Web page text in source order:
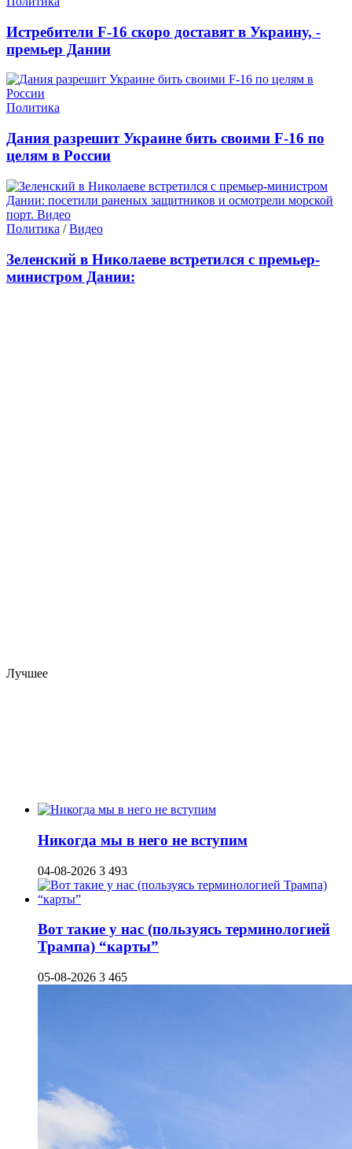
Истребители F-16 скоро доставят в Украину, -
премьер Дании
Политика
Дания разрешит Украине бить своими F-16 по
целям в России
Политика /Видео
Зеленский в Николаеве встретился с премьер-
министром Дании:
Лучшее
Никогда мы в него не вступим
04-08-2026 3 493
Вот такие у нас (пользуясь терминологией
Трампа) “карты”
05-08-2026 3 465